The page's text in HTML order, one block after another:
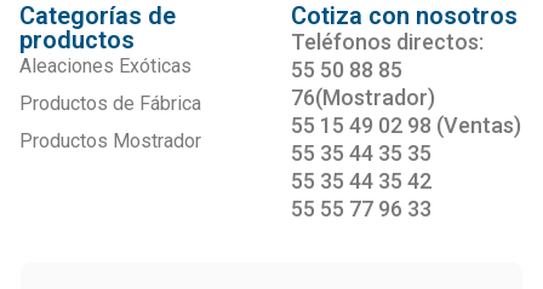
Categorías de
productos
Aleaciones Exóticas
Productos de Fábrica
Productos Mostrador
Cotiza con nosotros
Teléfonos directos:
55 50 88 85
76(Mostrador)
55 15 49 02 98 (Ventas)
55 35 44 35 35
55 35 44 35 42
55 55 77 96 33